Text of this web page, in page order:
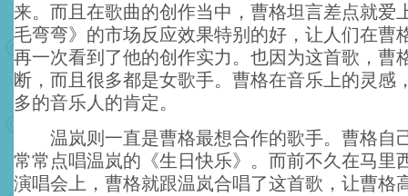
来。而且在歌曲的创作当中，曹格坦言差点就爱
毛弯弯》的市场反应效果特别的好，让人们在曹
再一次看到了他的创作实力。也因为这首歌，曹
断，而且很多都是女歌手。曹格在音乐上的灵感
多的音乐人的肯定。
温岚则一直是曹格最想合作的歌手。曹格自
常常点唱温岚的《生日快乐》。而前不久在马里
演唱会上，曹格就跟温岚合唱了这首歌，让曹格